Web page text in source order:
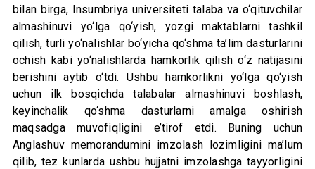
bilan birga, Insumbriya universiteti talaba va o‘qituvchilar
almashinuvi yo‘lga qo‘yish, yozgi maktablarni tashkil
qilish, turli yo‘nalishlar bo‘yicha qo‘shma ta’lim dasturlarini
ochish kabi yo‘nalishlarda hamkorlik qilish o‘z natijasini
berishini aytib o‘tdi. Ushbu hamkorlikni yo‘lga qo‘yish
uchun ilk bosqichda talabalar almashinuvi boshlash,
keyinchalik qo‘shma dasturlarni amalga oshirish
maqsadga muvofiqligini e’tirof etdi. Buning uchun
Anglashuv memorandumini imzolash lozimligini ma’lum
qilib, tez kunlarda ushbu hujjatni imzolashga tayyorligini